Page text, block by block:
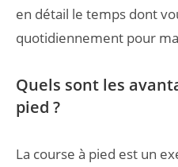
en détail le temps dont
quotidiennement pour
Quels sont les
pied ?
La course à pied est un